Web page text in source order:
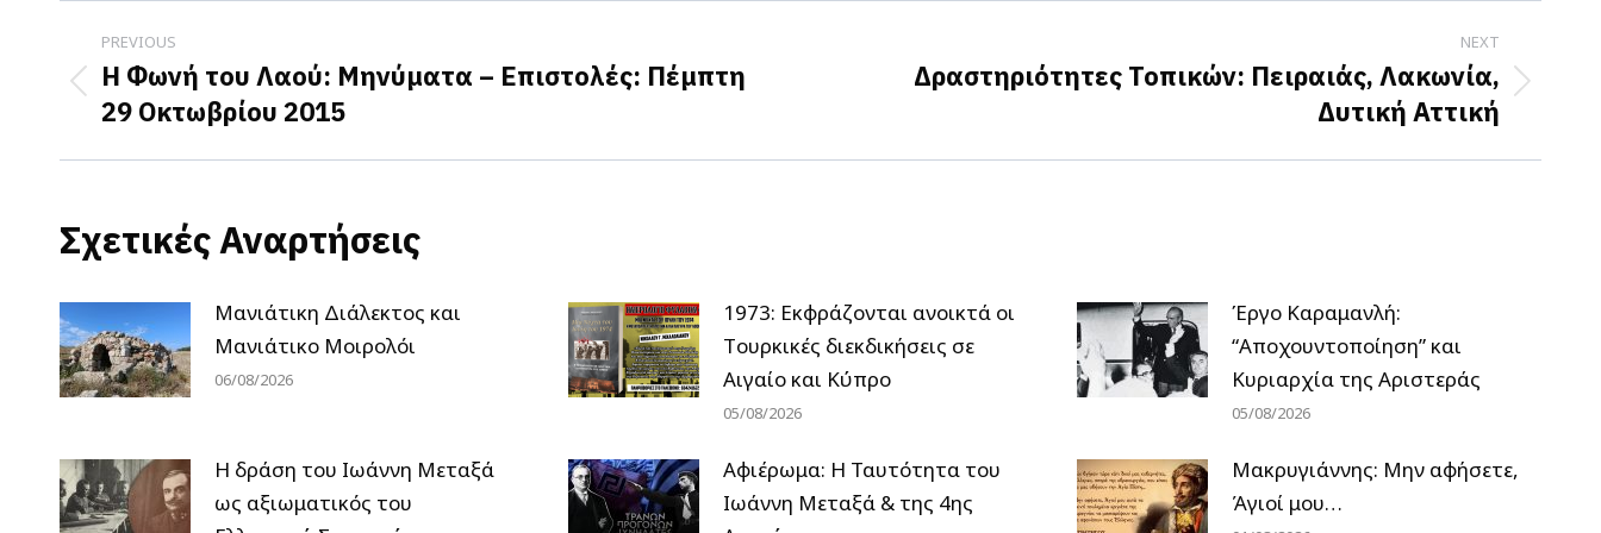
Post
navigation
PREVIOUS
Previous
post:
Η Φωνή του Λαού: Μηνύματα – Επιστολές: Πέμπτη
29 Οκτωβρίου 2015
NEXT
Δραστηριότητες Τοπικών: Πειραιάς, Λακωνία,
Δυτική Αττική
Σχετικές Αναρτήσεις
Μανιάτικη Διάλεκτος και
Μανιάτικο Μοιρολόι
06/08/2026
1973: Εκφράζονται ανοικτά οι
Tουρκικές διεκδικήσεις σε
Αιγαίο και Κύπρο
05/08/2026
Έργο Καραμανλή:
“Αποχουντοποίηση” και
Κυριαρχία της Αριστεράς
05/08/2026
H δράση του Ιωάννη Μεταξά
ως αξιωματικός του
Αφιέρωμα: Η Ταυτότητα του
Ιωάννη Μεταξά & της 4ης
Μακρυγιάννης: Μην αφήσετε,
Άγιοί μου…